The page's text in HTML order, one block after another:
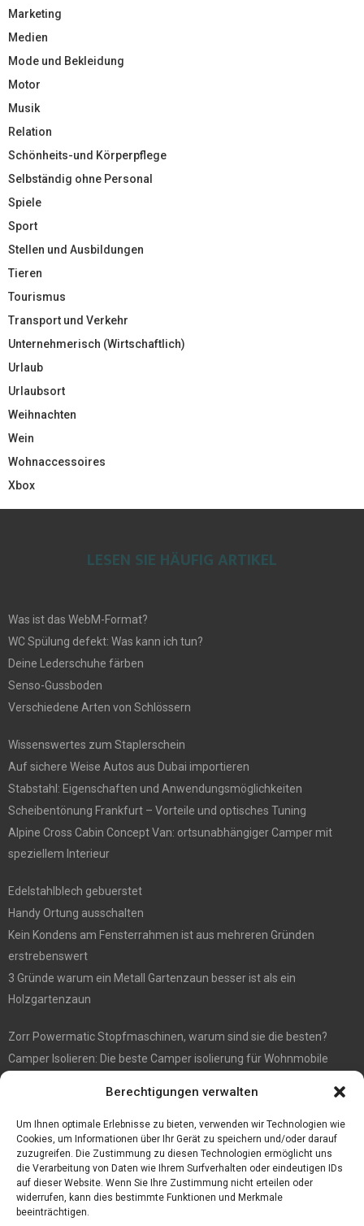
Berechtigungen verwalten
Um Ihnen optimale Erlebnisse zu bieten, verwenden wir Technologien wie
Cookies, um Informationen über Ihr Gerät zu speichern und/oder darauf
zuzugreifen. Die Zustimmung zu diesen Technologien ermöglicht uns
die Verarbeitung von Daten wie Ihrem Surfverhalten oder eindeutigen IDs
auf dieser Website. Wenn Sie Ihre Zustimmung nicht erteilen oder
widerrufen, kann dies bestimmte Funktionen und Merkmale
beeinträchtigen.
Marketing
Medien
Mode und Bekleidung
Motor
Musik
Relation
Schönheits-und Körperpflege
Selbständig ohne Personal
Spiele
Sport
Stellen und Ausbildungen
Tieren
Tourismus
Transport und Verkehr
Unternehmerisch (Wirtschaftlich)
Urlaub
Urlaubsort
Weihnachten
Wein
Wohnaccessoires
Xbox
LESEN SIE HÄUFIG ARTIKEL
Was ist das WebM-Format?
WC Spülung defekt: Was kann ich tun?
Deine Lederschuhe färben
Senso-Gussboden
Verschiedene Arten von Schlössern
Wissenswertes zum Staplerschein
Auf sichere Weise Autos aus Dubai importieren
Stabstahl: Eigenschaften und Anwendungsmöglichkeiten
Scheibentönung Frankfurt – Vorteile und optisches Tuning
Alpine Cross Cabin Concept Van: ortsunabhängiger Camper mit
speziellem Interieur
Edelstahlblech gebuerstet
Handy Ortung ausschalten
Kein Kondens am Fensterrahmen ist aus mehreren Gründen
erstrebenswert
3 Gründe warum ein Metall Gartenzaun besser ist als ein
Holzgartenzaun
Zorr Powermatic Stopfmaschinen, warum sind sie die besten?
Camper Isolieren: Die beste Camper isolierung für Wohnmobile
Immobilienmakler Gökay Gündüz
Masterarbeit auf Englisch: Anleitung zum Verfassen